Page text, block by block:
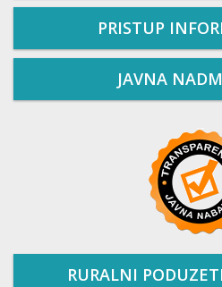
PRISTUP
JAVNA
RURALNI